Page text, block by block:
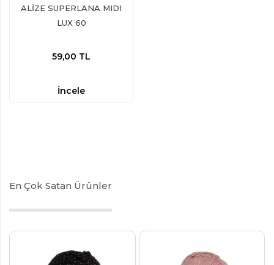
ALİZE SUPERLANA MIDI
LUX 60
59,00 TL
İncele
En Çok Satan Ürünler